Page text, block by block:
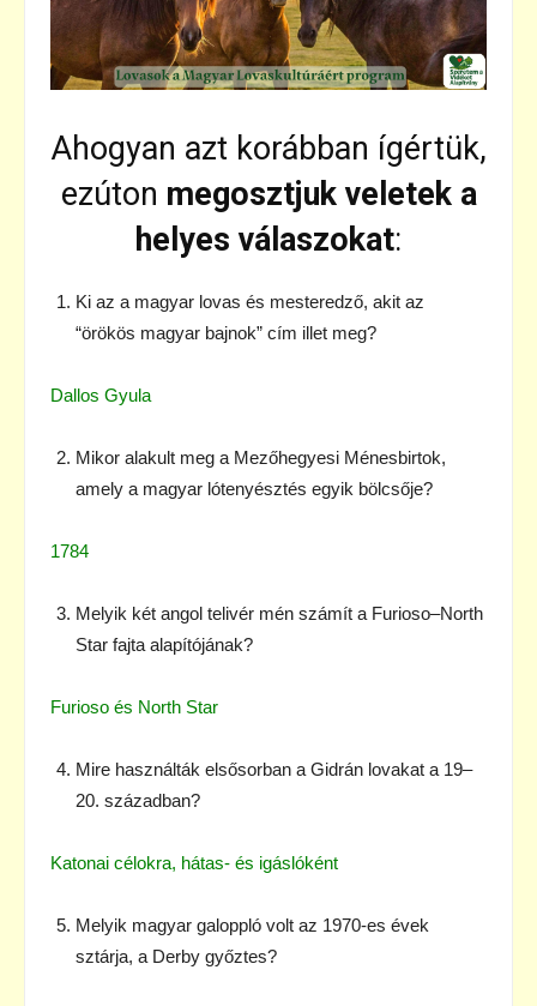
Ahogyan azt korábban ígértük,
ezúton megosztjuk veletek a
helyes válaszokat:
Ki az a magyar lovas és mesteredző, akit az
“örökös magyar bajnok” cím illet meg?
Dallos Gyula
Mikor alakult meg a Mezőhegyesi Ménesbirtok,
amely a magyar lótenyésztés egyik bölcsője?
1784
Melyik két angol telivér mén számít a Furioso–North
Star fajta alapítójának?
Furioso és North Star
Mire használták elsősorban a Gidrán lovakat a 19–
20. században?
Katonai célokra, hátas- és igáslóként
Melyik magyar galoppló volt az 1970-es évek
sztárja, a Derby győztes?